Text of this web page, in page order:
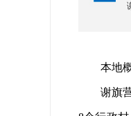
本地
谢旗营